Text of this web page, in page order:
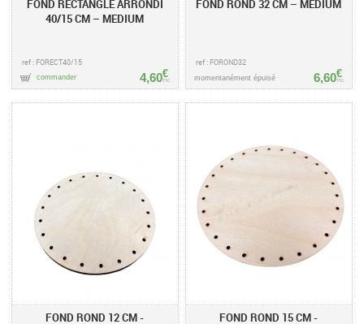
FOND RECTANGLE ARRONDI
40/15 CM – MEDIUM
ref : FORECT40/15
4,60€
TTC
commander
FOND ROND 32 CM – MÉDIUM
ref : FOROND32
6,60€
TTC
momentanément épuisé
FOND ROND 12 CM -
FOND ROND 15 CM -